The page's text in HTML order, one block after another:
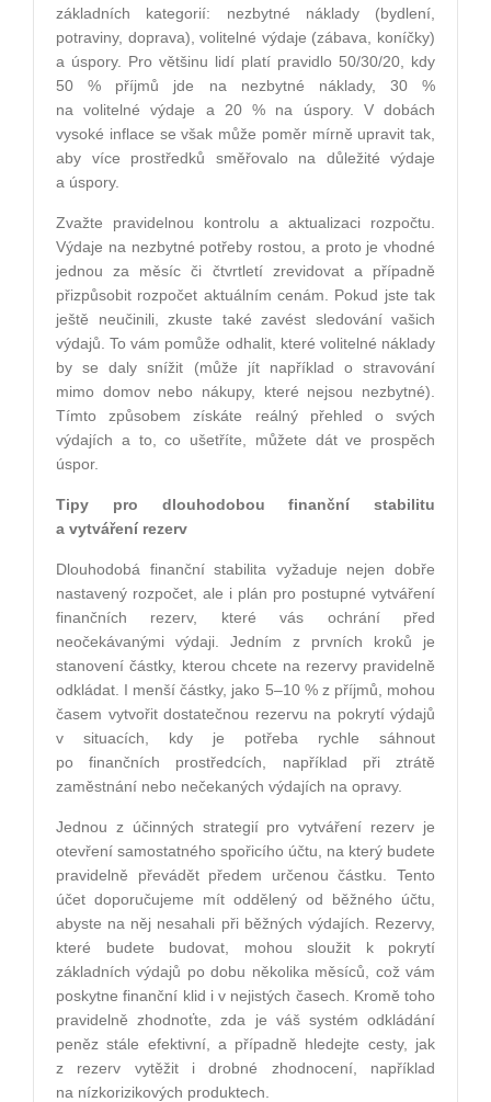
základních kategorií: nezbytné náklady (bydlení,
potraviny, doprava), volitelné výdaje (zábava, koníčky)
a úspory. Pro většinu lidí platí pravidlo 50/30/20, kdy
50 % příjmů jde na nezbytné náklady, 30 %
na volitelné výdaje a 20 % na úspory. V dobách
vysoké inflace se však může poměr mírně upravit tak,
aby více prostředků směřovalo na důležité výdaje
a úspory.
Zvažte pravidelnou kontrolu a aktualizaci rozpočtu.
Výdaje na nezbytné potřeby rostou, a proto je vhodné
jednou za měsíc či čtvrtletí zrevidovat a případně
přizpůsobit rozpočet aktuálním cenám. Pokud jste tak
ještě neučinili, zkuste také zavést sledování vašich
výdajů. To vám pomůže odhalit, které volitelné náklady
by se daly snížit (může jít například o stravování
mimo domov nebo nákupy, které nejsou nezbytné).
Tímto způsobem získáte reálný přehled o svých
výdajích a to, co ušetříte, můžete dát ve prospěch
úspor.
Tipy pro dlouhodobou finanční stabilitu
a vytváření rezerv
Dlouhodobá finanční stabilita vyžaduje nejen dobře
nastavený rozpočet, ale i plán pro postupné vytváření
finančních rezerv, které vás ochrání před
neočekávanými výdaji. Jedním z prvních kroků je
stanovení částky, kterou chcete na rezervy pravidelně
odkládat. I menší částky, jako 5–10 % z příjmů, mohou
časem vytvořit dostatečnou rezervu na pokrytí výdajů
v situacích, kdy je potřeba rychle sáhnout
po finančních prostředcích, například při ztrátě
zaměstnání nebo nečekaných výdajích na opravy.
Jednou z účinných strategií pro vytváření rezerv je
otevření samostatného spořicího účtu, na který budete
pravidelně převádět předem určenou částku. Tento
účet doporučujeme mít oddělený od běžného účtu,
abyste na něj nesahali při běžných výdajích. Rezervy,
které budete budovat, mohou sloužit k pokrytí
základních výdajů po dobu několika měsíců, což vám
poskytne finanční klid i v nejistých časech. Kromě toho
pravidelně zhodnoťte, zda je váš systém odkládání
peněz stále efektivní, a případně hledejte cesty, jak
z rezerv vytěžit i drobné zhodnocení, například
na nízkorizikových produktech.